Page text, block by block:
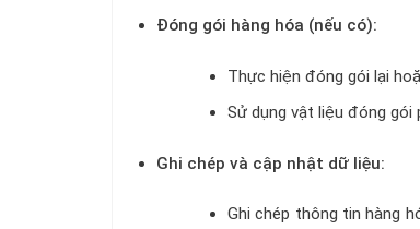
Đóng gói hàng hóa (nếu có):
Thực hiện đóng gói lại
Sử dụng vật liệu đóng gói
Ghi chép và cập nhật dữ liệu:
Ghi chép thông tin hàng